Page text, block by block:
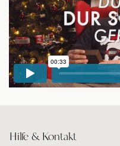
Hilfe & Kontakt